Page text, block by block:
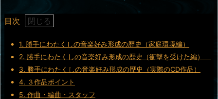
目次
1. 勝手にわたくしの音楽好み形成の歴史（家庭環境編）
2. 勝手にわたくしの音楽好み形成の歴史（衝撃を受けた編）
3. 勝手にわたくしの音楽好み形成の歴史（実際のCD作品）
4. ３作品ポイント
5. 作曲・編曲・スタッフ